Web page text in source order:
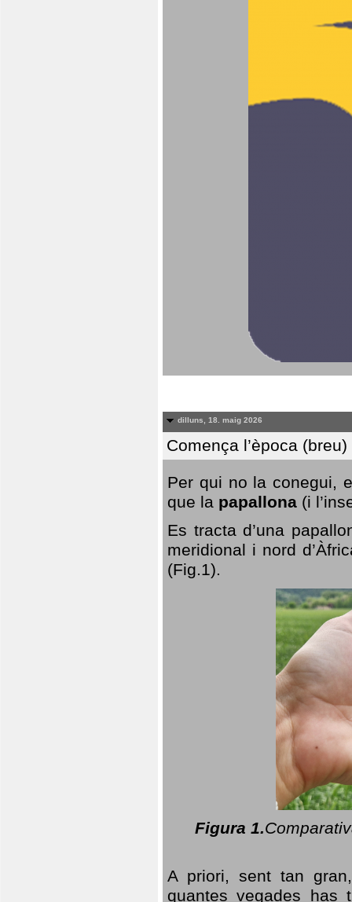
dilluns, 18. maig 2026
Comença l’època
Per qui no la conegui,
que la papallona (i
Es tracta d’una
meridional i nord
(Fig.1).
Figura 1.
A priori, sent tan
quantes vegades has